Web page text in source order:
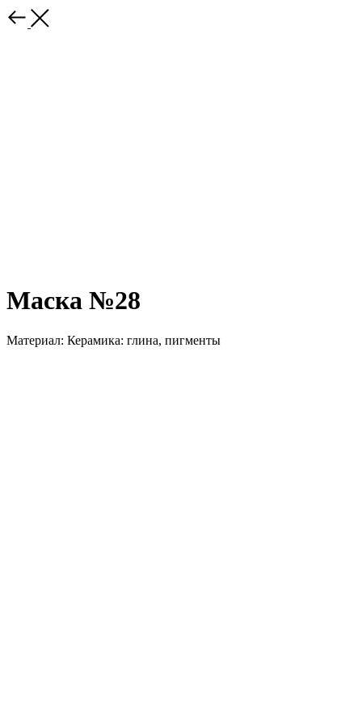
Маска №28
Материал: Керамика: глина, пигменты